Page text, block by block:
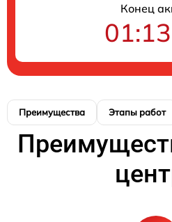
Конец
Преимущества Этапы работ